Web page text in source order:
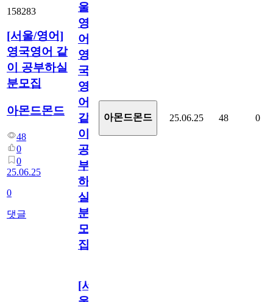
158283
[서울/영어]
영국영어 같
이 공부하실
분모집
아몬드몬드
48
0
0
25.06.25
0
댓글
울/
영
어]
영
국
영
어
같
이
공
부
하
실
분
모
집
아몬드몬드 25.06.25 48 0
[서